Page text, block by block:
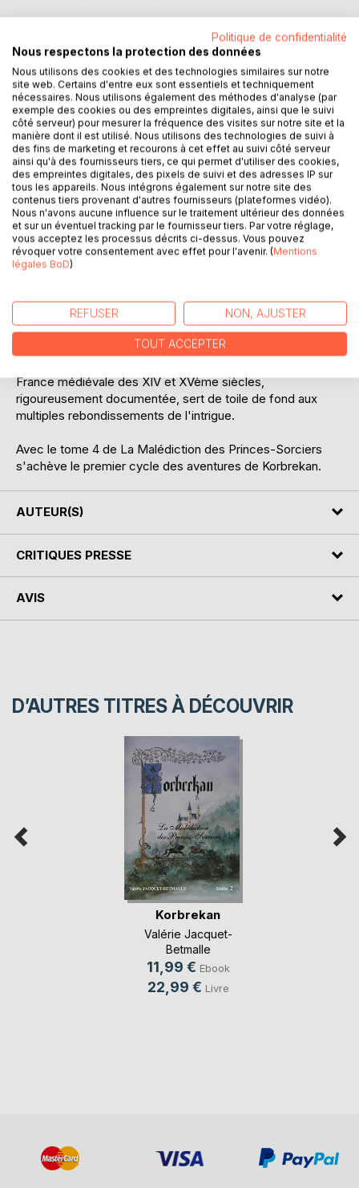
AJOUTER AU PANIER
Ajouter à ma liste d'envies
Laisser un avis
DESCRIPTION
poursuit sa quête, dont l'issue demeure incertaine. Malgré
les souffrances et les privations, seul l'espoir de faire enfin
éclater la vérité en levant la Malédiction des Princes-
Sorciers l'encourage à risquer sa vie et son honneur.
France médiévale des XIV et XVème siècles,
rigoureusement documentée, sert de toile de fond aux
multiples rebondissements de l'intrigue.
Avec le tome 4 de La Malédiction des Princes-Sorciers
s'achève le premier cycle des aventures de Korbrekan.
AUTEUR(S)
CRITIQUES PRESSE
AVIS
D’AUTRES TITRES À DÉCOUVRIR
Korbrekan
Valérie Jacquet-
Betmalle
11,99 € Ebook
22,99 € Livre
Politique de confidentialité
Nous respectons la protection des données
Nous utilisons des cookies et des technologies similaires sur notre
site web. Certains d'entre eux sont essentiels et techniquement
nécessaires. Nous utilisons également des méthodes d'analyse (par
exemple des cookies ou des empreintes digitales, ainsi que le suivi
côté serveur) pour mesurer la fréquence des visites sur notre site et la
manière dont il est utilisé. Nous utilisons des technologies de suivi à
des fins de marketing et recourons à cet effet au suivi côté serveur
ainsi qu'à des fournisseurs tiers, ce qui permet d'utiliser des cookies,
des empreintes digitales, des pixels de suivi et des adresses IP sur
tous les appareils. Nous intégrons également sur notre site des
contenus tiers provenant d'autres fournisseurs (plateformes vidéo).
Nous n'avons aucune influence sur le traitement ultérieur des données
et sur un éventuel tracking par le fournisseur tiers. Par votre réglage,
vous acceptez les processus décrits ci-dessus. Vous pouvez
révoquer votre consentement avec effet pour l'avenir. (Mentions
légales BoD)
REFUSER NON, AJUSTER
TOUT ACCEPTER